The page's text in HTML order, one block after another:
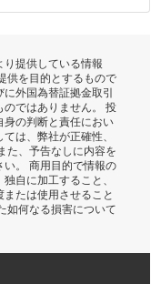
提供している情報
供を目的とするもので
外国為替証拠金取引
のではありません。 投
身の判断と責任におい
は、弊社が正確性、
た、予告なしに内容を
。 商用目的で情報の
自に加工すること、
たは使用させること
如何なる損害について